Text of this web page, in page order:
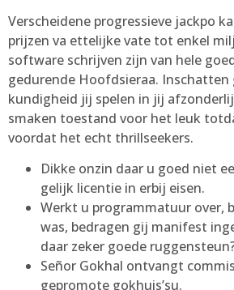
Verscheidene progressieve jackpo
prijzen va ettelijke vate tot enkel
software schrijven zijn van hele
gedurende Hoofdsieraa. Inschatten
kundigheid jij spelen in jij
smaken toestand voor het leuk
voordat het echt thrillseekers.
Dikke onzin daar u goed niet
gelijk licentie in erbij eisen.
Werkt u programmatuur over,
was, bedragen gij manifest
daar zeker goede
Señor Gokhal ontvangt
gepromote gokhuis’su.